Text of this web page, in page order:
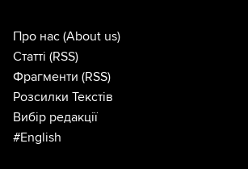
Про нас (About us)
Статті (RSS)
Фрагменти (RSS)
Розсилки Текстів
Вибір редакції
#English